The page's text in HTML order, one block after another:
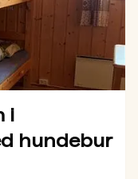
oss.
i
hundebur